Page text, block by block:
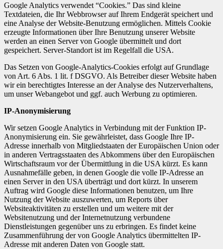
Google Analytics verwendet “Cookies.” Das sind kleine
Textdateien, die Ihr Webbrowser auf Ihrem Endgerät speichert und
eine Analyse der Website-Benutzung ermöglichen. Mittels Cookie
erzeugte Informationen über Ihre Benutzung unserer Website
werden an einen Server von Google übermittelt und dort
gespeichert. Server-Standort ist im Regelfall die USA.
Das Setzen von Google-Analytics-Cookies erfolgt auf Grundlage
von Art. 6 Abs. 1 lit. f DSGVO. Als Betreiber dieser Website haben
wir ein berechtigtes Interesse an der Analyse des Nutzerverhaltens,
um unser Webangebot und ggf. auch Werbung zu optimieren.
IP-Anonymisierung
Wir setzen Google Analytics in Verbindung mit der Funktion IP-
Anonymisierung ein. Sie gewährleistet, dass Google Ihre IP-
Adresse innerhalb von Mitgliedstaaten der Europäischen Union oder
in anderen Vertragsstaaten des Abkommens über den Europäischen
Wirtschaftsraum vor der Übermittlung in die USA kürzt. Es kann
Ausnahmefälle geben, in denen Google die volle IP-Adresse an
einen Server in den USA überträgt und dort kürzt. In unserem
Auftrag wird Google diese Informationen benutzen, um Ihre
Nutzung der Website auszuwerten, um Reports über
Websiteaktivitäten zu erstellen und um weitere mit der
Websitenutzung und der Internetnutzung verbundene
Dienstleistungen gegenüber uns zu erbringen. Es findet keine
Zusammenführung der von Google Analytics übermittelten IP-
Adresse mit anderen Daten von Google statt.